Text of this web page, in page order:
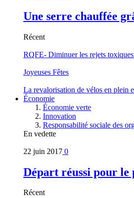
Une serre chauffée
Récent
RQFE- Diminuer les rejets toxiques
Joyeuses Fêtes
La revalorisation de vélos en plein
Économie
Économie verte
Innovation
Responsabilité sociale des
En vedette
22 juin 2017 0
Départ réussi pour le
Récent